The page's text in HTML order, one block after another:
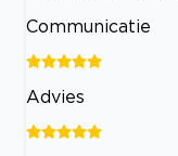
Communicatie
Advies